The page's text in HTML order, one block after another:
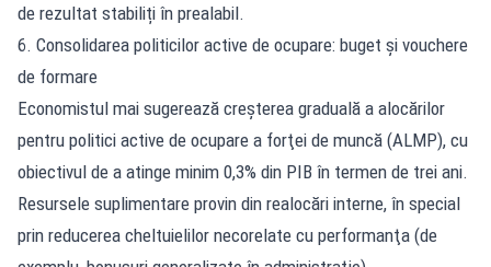
de rezultat stabiliți în prealabil.
6. Consolidarea politicilor active de ocupare: buget și vouchere
de formare
Economistul mai sugerează creşterea graduală a alocărilor
pentru politici active de ocupare a forţei de muncă (ALMP), cu
obiectivul de a atinge minim 0,3% din PIB în termen de trei ani.
Resursele suplimentare provin din realocări interne, în special
prin reducerea cheltuielilor necorelate cu performanţa (de